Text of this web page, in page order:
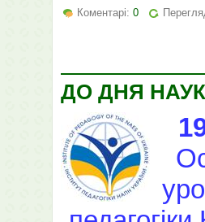
Коментарі: 0
ДО ДНЯ